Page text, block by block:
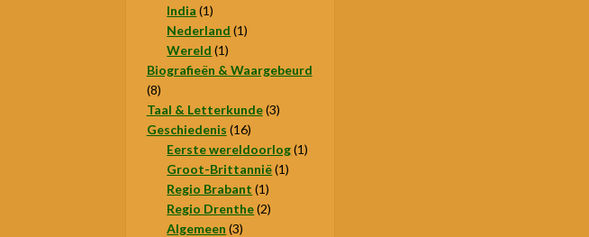
India 11
product
Nederland 11
Wereld 11
product
Biografieën & Waargebeurd
88
producten
Taal & Letterkunde 33
Geschiedenis 1616
producten
Eerste wereldoorlog 11
Groot-Brittannië 11
Regio Brabant 11
product
Regio Drenthe 22
Algemeen 33